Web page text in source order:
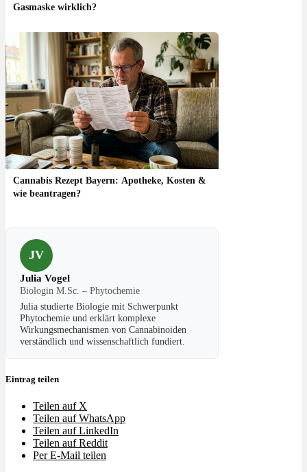
Gasmaske wirklich?
Cannabis Rezept Bayern: Apotheke, Kosten &
wie beantragen?
JV
Julia Vogel
Biologin M.Sc. – Phytochemie
Julia studierte Biologie mit Schwerpunkt
Phytochemie und erklärt komplexe
Wirkungsmechanismen von Cannabinoiden
verständlich und wissenschaftlich fundiert.
Eintrag teilen
Teilen auf X
Teilen auf WhatsApp
Teilen auf LinkedIn
Teilen auf Reddit
Per E-Mail teilen